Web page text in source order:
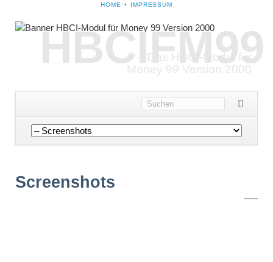
NAVIGATION
HOME IMPRESSUM
HBCIFM99
Das HBCI-Modul für
Money 99 Version 2000
Navigation
überspringen
Screenshots